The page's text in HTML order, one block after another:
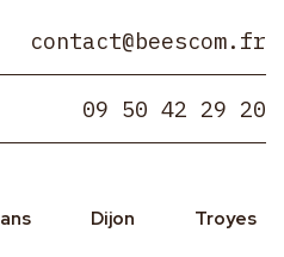
contact@beescom.fr
09 50 42 29 20
Dijon
Troyes